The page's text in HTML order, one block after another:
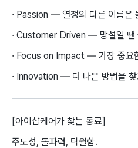
· Passion — 열정의 다른 이름은
· Customer Driven — 망설일 땐
· Focus on Impact — 가장 중요
· Innovation — 더 나은 방법을
[아이샵케어가 찾는 동료]
주도성, 돌파력, 탁월함.